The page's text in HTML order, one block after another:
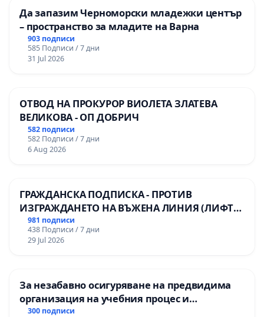
Да запазим Черноморски младежки център
– пространство за младите на Варна
903 подписи
585 Подписи / 7 дни
31 Jul 2026
ОТВОД НА ПРОКУРОР ВИОЛЕТА ЗЛАТЕВА
ВЕЛИКОВА - ОП ДОБРИЧ
582 подписи
582 Подписи / 7 дни
6 Aug 2026
ГРАЖДАНСКА ПОДПИСКА - ПРОТИВ
ИЗГРАЖДАНЕТО НА ВЪЖЕНА ЛИНИЯ (ЛИФТ)
НА ТЕРИТОРИЯТА НА ПРИРОДНА
ЗАБЕЛЕЖИТЕЛНОСТ „ХЪЛМ НА
ОСВОБОДИТЕЛИТЕ“ (БУНАРДЖИК)
981 подписи
438 Подписи / 7 дни
29 Jul 2026
За незабавно осигуряване на предвидима
организация на учебния процес и
гарантиране на правото на равнопоставено
300 подписи